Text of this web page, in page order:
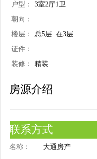
户型：
3室2厅1卫
朝向：
楼层：
总5层 在3层
证件：
装修：
精装
房源介绍
联系方式
名称： 大通房产